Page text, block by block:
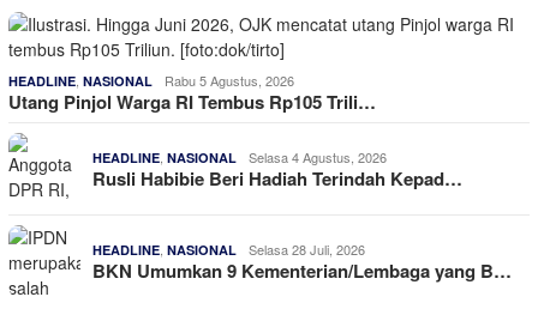
HEADLINE NASIONAL Rabu 5 Agustus, 2026
Utang Pinjol Warga RI Tembus Rp105 Trili…
HEADLINE NASIONAL Selasa 4 Agustus, 2026
Rusli Habibie Beri Hadiah Terindah Kepad…
HEADLINE NASIONAL Selasa 28 Juli, 2026
BKN Umumkan 9 Kementerian/Lembaga yang B…